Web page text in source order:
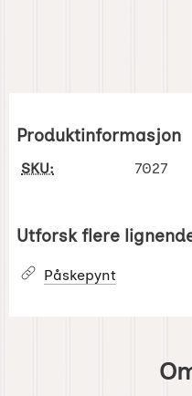
Produktinformasjon
SKU: 7027
Utforsk flere
Påskepynt